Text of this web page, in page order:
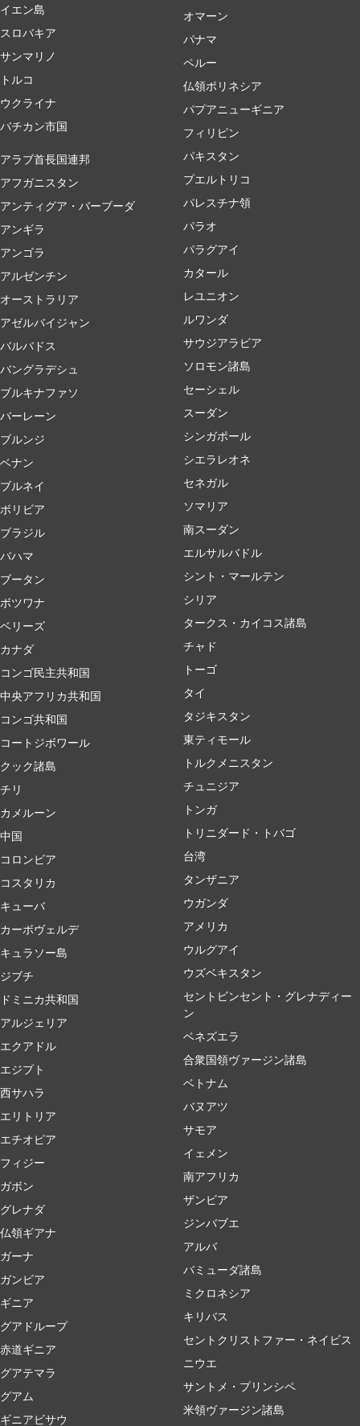
イエン島
スロバキア
サンマリノ
トルコ
ウクライナ
バチカン市国
アラブ首長国連邦
アフガニスタン
アンティグア・バーブーダ
アンギラ
アンゴラ
アルゼンチン
オーストラリア
アゼルバイジャン
バルバドス
バングラデシュ
ブルキナファソ
バーレーン
ブルンジ
ベナン
ブルネイ
ボリビア
ブラジル
バハマ
ブータン
ボツワナ
ベリーズ
カナダ
コンゴ民主共和国
中央アフリカ共和国
コンゴ共和国
コートジボワール
クック諸島
チリ
カメルーン
中国
コロンビア
コスタリカ
キューバ
カーボヴェルデ
キュラソー島
ジブチ
ドミニカ共和国
アルジェリア
エクアドル
エジプト
西サハラ
エリトリア
エチオピア
フィジー
ガボン
グレナダ
仏領ギアナ
ガーナ
ガンビア
ギニア
グアドループ
赤道ギニア
グアテマラ
グアム
ギニアビサウ
オマーン
パナマ
ペルー
仏領ポリネシア
パプアニューギニア
フィリピン
パキスタン
プエルトリコ
パレスチナ領
パラオ
パラグアイ
カタール
レユニオン
ルワンダ
サウジアラビア
ソロモン諸島
セーシェル
スーダン
シンガポール
シエラレオネ
セネガル
ソマリア
南スーダン
エルサルバドル
シント・マールテン
シリア
タークス・カイコス諸島
チャド
トーゴ
タイ
タジキスタン
東ティモール
トルクメニスタン
チュニジア
トンガ
トリニダード・トバゴ
台湾
タンザニア
ウガンダ
アメリカ
ウルグアイ
ウズベキスタン
セントビンセント・グレナディー
ン
ベネズエラ
合衆国領ヴァージン諸島
ベトナム
バヌアツ
サモア
イェメン
南アフリカ
ザンビア
ジンバブエ
アルバ
バミューダ諸島
ミクロネシア
キリバス
セントクリストファー・ネイビス
ニウエ
サントメ・プリンシペ
米領ヴァージン諸島